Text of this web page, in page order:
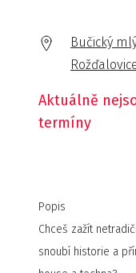
Bučický
Aktuálně
termíny
Popis
Chceš zažít
snoubí historie a